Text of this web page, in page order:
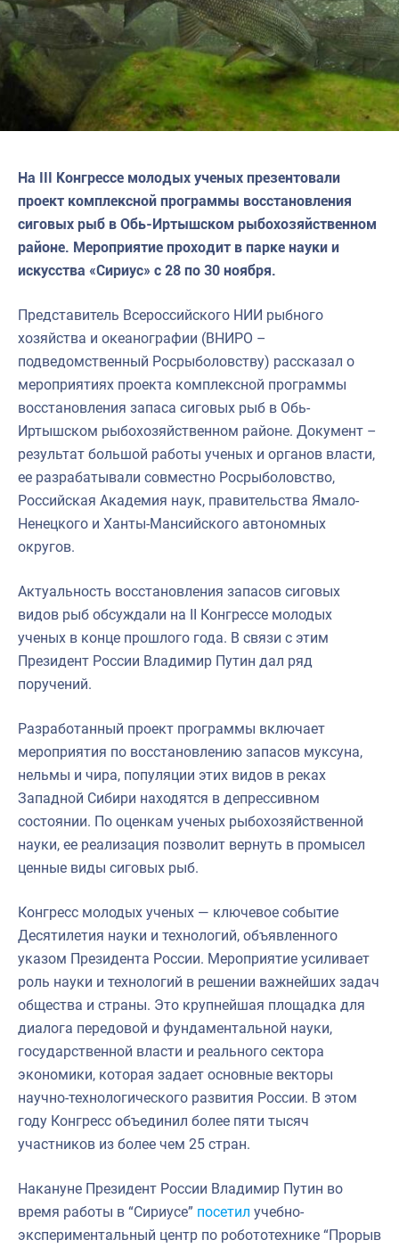
На III Конгрессе молодых ученых презентовали
проект комплексной программы восстановления
сиговых рыб в Обь-Иртышском рыбохозяйственном
районе. Мероприятие проходит в парке науки и
искусства «Сириус» с 28 по 30 ноября.
Представитель Всероссийского НИИ рыбного
хозяйства и океанографии (ВНИРО –
подведомственный Росрыболовству) рассказал о
мероприятиях проекта комплексной программы
восстановления запаса сиговых рыб в Обь-
Иртышском рыбохозяйственном районе. Документ –
результат большой работы ученых и органов власти,
ее разрабатывали совместно Росрыболовство,
Российская Академия наук, правительства Ямало-
Ненецкого и Ханты-Мансийского автономных
округов.
Актуальность восстановления запасов сиговых
видов рыб обсуждали на II Конгрессе молодых
ученых в конце прошлого года. В связи с этим
Президент России Владимир Путин дал ряд
поручений.
Разработанный проект программы включает
мероприятия по восстановлению запасов муксуна,
нельмы и чира, популяции этих видов в реках
Западной Сибири находятся в депрессивном
состоянии. По оценкам ученых рыбохозяйственной
науки, ее реализация позволит вернуть в промысел
ценные виды сиговых рыб.
Конгресс молодых ученых — ключевое событие
Десятилетия науки и технологий, объявленного
указом Президента России. Мероприятие усиливает
роль науки и технологий в решении важнейших задач
общества и страны. Это крупнейшая площадка для
диалога передовой и фундаментальной науки,
государственной власти и реального сектора
экономики, которая задает основные векторы
научно-технологического развития России. В этом
году Конгресс объединил более пяти тысяч
участников из более чем 25 стран.
Накануне Президент России Владимир Путин во
время работы в “Сириусе” посетил учебно-
экспериментальный центр по робототехнике “Прорыв